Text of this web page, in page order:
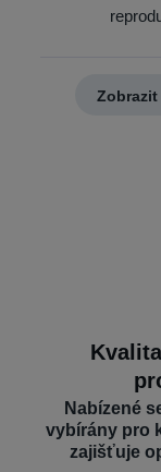
Nabízené
vybírány pro
zajišťuje